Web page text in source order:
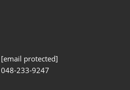
[email protected]
048-233-9247